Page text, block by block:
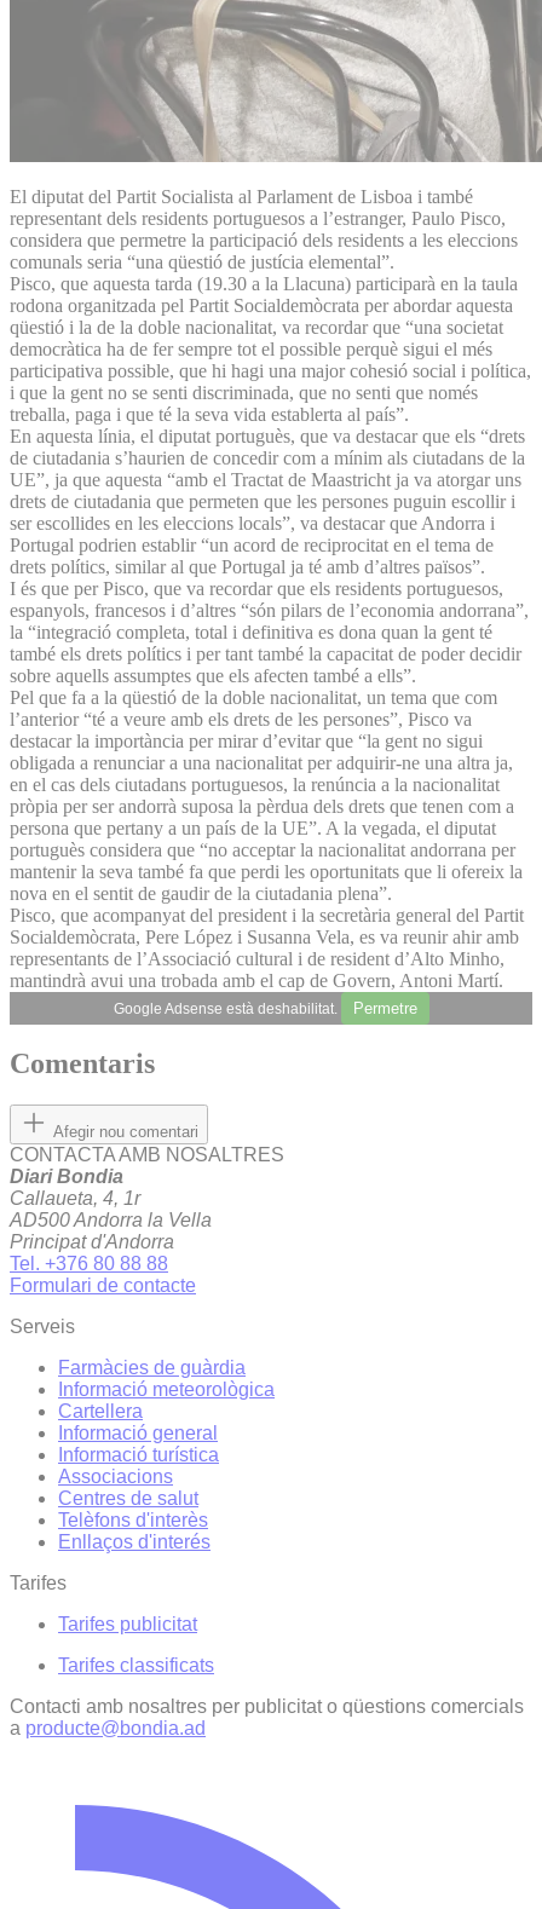
El diputat del Partit Socialista al Parlament de Lisboa i també
representant dels residents portuguesos a l’estranger, Paulo Pisco,
considera que permetre la participació dels residents a les eleccions
comunals seria “una qüestió de justícia elemental”.
Pisco, que aquesta tarda (19.30 a la Llacuna) participarà en la taula
rodona organitzada pel Partit Socialdemòcrata per abordar aquesta
qüestió i la de la doble nacionalitat, va recordar que “una societat
democràtica ha de fer sempre tot el possible perquè sigui el més
participativa possible, que hi hagi una major cohesió social i política,
i que la gent no se senti discriminada, que no senti que només
treballa, paga i que té la seva vida establerta al país”.
En aquesta línia, el diputat portuguès, que va destacar que els “drets
de ciutadania s’haurien de concedir com a mínim als ciutadans de la
UE”, ja que aquesta “amb el Tractat de Maastricht ja va atorgar uns
drets de ciutadania que permeten que les persones puguin escollir i
ser escollides en les eleccions locals”, va destacar que Andorra i
Portugal podrien establir “un acord de reciprocitat en el tema de
drets polítics, similar al que Portugal ja té amb d’altres països”.
I és que per Pisco, que va recordar que els residents portuguesos,
espanyols, francesos i d’altres “són pilars de l’economia andorrana”,
la “integració completa, total i definitiva es dona quan la gent té
també els drets polítics i per tant també la capacitat de poder decidir
sobre aquells assumptes que els afecten també a ells”.
Pel que fa a la qüestió de la doble nacionalitat, un tema que com
l’anterior “té a veure amb els drets de les persones”, Pisco va
destacar la importància per mirar d’evitar que “la gent no sigui
obligada a renunciar a una nacionalitat per adquirir-ne una altra ja,
en el cas dels ciutadans portuguesos, la renúncia a la nacionalitat
pròpia per ser andorrà suposa la pèrdua dels drets que tenen com a
persona que pertany a un país de la UE”. A la vegada, el diputat
portuguès considera que “no acceptar la nacionalitat andorrana per
mantenir la seva també fa que perdi les oportunitats que li ofereix la
nova en el sentit de gaudir de la ciutadania plena”.
Pisco, que acompanyat del president i la secretària general del Partit
Socialdemòcrata, Pere López i Susanna Vela, es va reunir ahir amb
representants de l’Associació cultural i de resident d’Alto Minho,
mantindrà avui una trobada amb el cap de Govern, Antoni Martí.
Google Adsense està deshabilitat. Permetre
Comentaris
Afegir nou comentari
CONTACTA AMB NOSALTRES
Diari Bondia
Callaueta, 4, 1r
AD500 Andorra la Vella
Principat d'Andorra
Tel. +376 80 88 88
Formulari de contacte
Serveis
Farmàcies de guàrdia
Informació meteorològica
Cartellera
Informació general
Informació turística
Associacions
Centres de salut
Telèfons d'interès
Enllaços d'interés
Tarifes
Tarifes publicitat
Tarifes classificats
Contacti amb nosaltres per publicitat o qüestions comercials
a producte@bondia.ad